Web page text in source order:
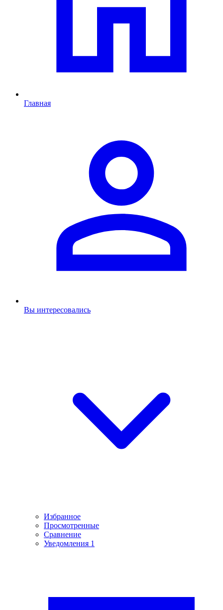
Главная
Вы интересовались
Избранное
Просмотренные
Сравнение
Уведомления 1